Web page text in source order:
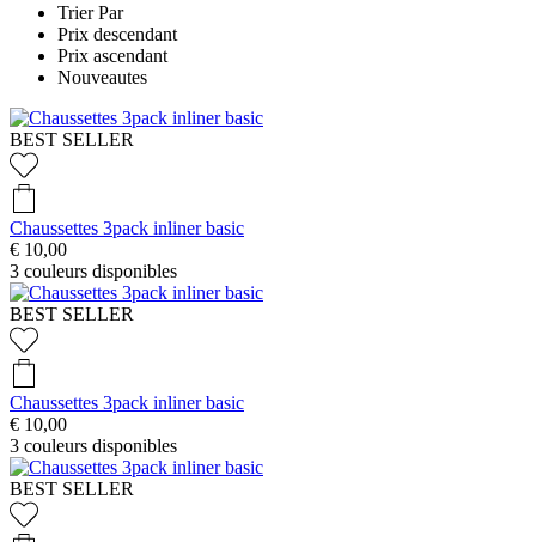
Trier Par
Prix descendant
Prix ascendant
Nouveautes
BEST SELLER
Chaussettes 3pack inliner basic
€ 10,00
3 couleurs disponibles
BEST SELLER
Chaussettes 3pack inliner basic
€ 10,00
3 couleurs disponibles
BEST SELLER